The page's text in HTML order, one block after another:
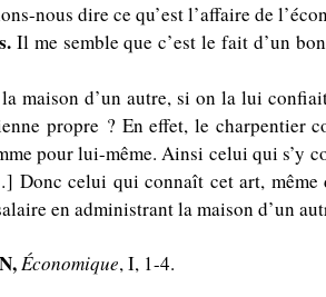
nous dire ce qu’est l’affaire de
Il me semble que c’est le fait d’un
maison d’un autre, si on la lui
propre ? En effet, le charpentier
pour lui-même. Ainsi celui qui s’y
Donc celui qui connaît cet art, même
en administrant la maison d’un
Économique, I, 1-4.